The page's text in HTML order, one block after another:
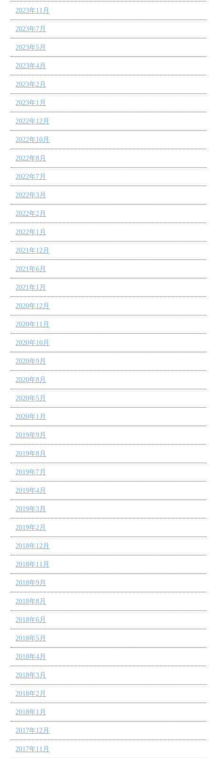
2023年11月
2023年7月
2023年5月
2023年4月
2023年2月
2023年1月
2022年12月
2022年10月
2022年8月
2022年7月
2022年3月
2022年2月
2022年1月
2021年12月
2021年6月
2021年1月
2020年12月
2020年11月
2020年10月
2020年9月
2020年8月
2020年5月
2020年1月
2019年9月
2019年8月
2019年7月
2019年4月
2019年3月
2019年2月
2018年12月
2018年11月
2018年9月
2018年8月
2018年6月
2018年5月
2018年4月
2018年3月
2018年2月
2018年1月
2017年12月
2017年11月